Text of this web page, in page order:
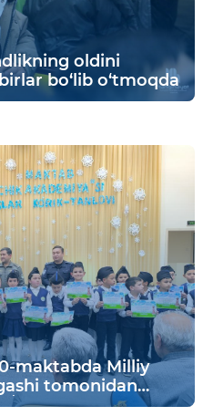
oldini
bo‘lib o‘tmoqda
maktabda Milliy
tomonidan